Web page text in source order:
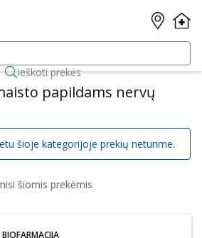
Ieškoti prekės
papildams nervų
šioje kategorijoje prekių neturime.
šiomis prekėmis
BIOFARMACIJA